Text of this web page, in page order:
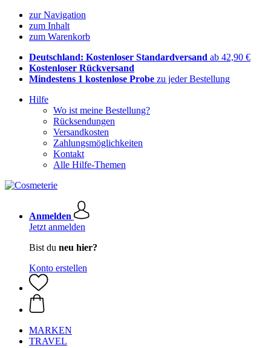
zur Navigation
zum Inhalt
zum Warenkorb
Deutschland: Kostenloser Standardversand ab 42,90 €
Kostenloser Rückversand
Mindestens 1 kostenlose Probe zu jeder Bestellung
Hilfe
Wo ist meine Bestellung?
Rücksendungen
Versandkosten
Zahlungsmöglichkeiten
Kontakt
Alle Hilfe-Themen
Anmelden
Jetzt anmelden
Bist du neu hier?
Konto erstellen
MARKEN
TRAVEL